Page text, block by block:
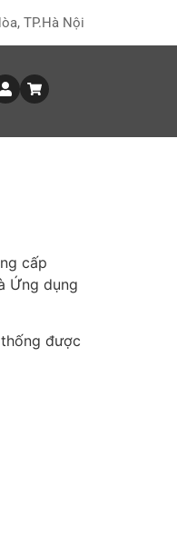
TP.Hà Nội
cấp
Ứng dụng
được